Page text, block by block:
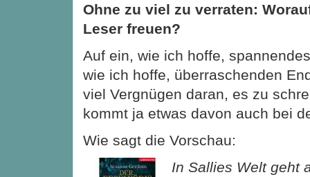
Ohne zu viel zu verraten:
Leser freuen?
Auf ein, wie ich hoffe,
wie ich hoffe, überraschenden
viel Vergnügen daran, es zu
kommt ja etwas davon auch bei
Wie sagt die Vorschau:
In Sallies Welt geht